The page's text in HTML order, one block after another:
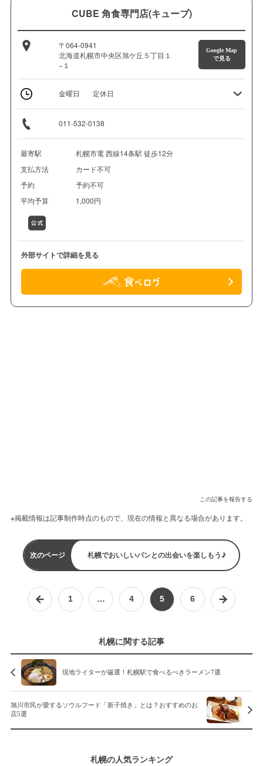
CUBE 角食専門店(キューブ)
〒064-0941
北海道札幌市中央区旭ケ丘５丁目１
−１
Google Map
で見る
金曜日 定休日
011-532-0138
最寄駅
札幌市電 西線14条駅 徒歩12分
支払方法
カード不可
予約
予約不可
平均予算
1,000円
外部サイトで詳細を見る
この記事を報告する
※掲載情報は記事制作時点のもので、現在の情報と異なる場合があります。
次のページ 札幌でおいしいパンとの出会いを楽しもう♪
1 … 4 5 6
札幌に関する記事
現地ライターが厳選！札幌駅で食べるべきラーメン7選
旭川市民が愛するソウルフード「新子焼き」とは？おすすめのお
店5選
札幌の人気ランキング